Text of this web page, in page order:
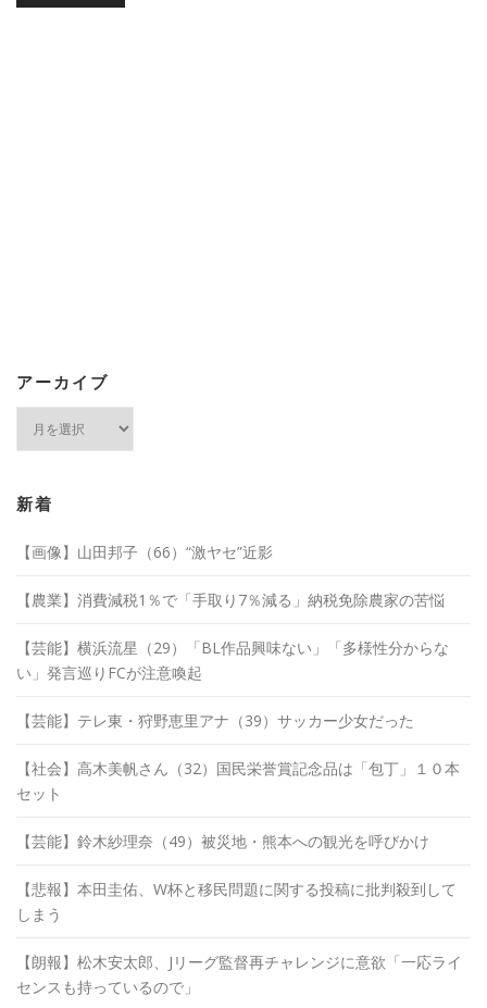
アーカイブ
ブ
新着
【画像】山田邦子（66）“激ヤセ”近影
【農業】消費減税1％で「手取り7％減る」納税免除農家の苦悩
【芸能】横浜流星（29）「BL作品興味ない」「多様性分からな
い」発言巡りFCが注意喚起
【芸能】テレ東・狩野恵里アナ（39）サッカー少女だった
【社会】高木美帆さん（32）国民栄誉賞記念品は「包丁」１０本
セット
【芸能】鈴木紗理奈（49）被災地・熊本への観光を呼びかけ
【悲報】本田圭佑、W杯と移民問題に関する投稿に批判殺到して
しまう
【朗報】松木安太郎、Jリーグ監督再チャレンジに意欲「一応ライ
センスも持っているので」